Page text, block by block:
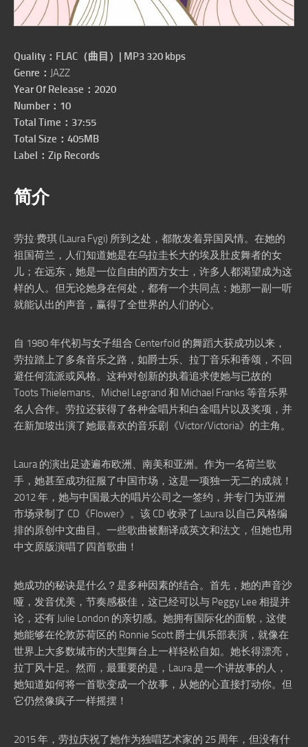
Quality： FLAC（曲目）| MP3 320 kbps
Genre： JAZZ
Year Of Release：2020
Number：10
Total Time：37:55
Total Size：405MB
Label：Zip Records
简介
劳拉·费琪 (Laura Fygi) 所到之处，都散发着异国风情。在她的
祖国荷兰，人们知道她是在乌拉圭长大的埃及肚皮舞者的女
儿；在远东，她是一位自由的西方女士，许多人都渴望成为这
样的人。但无论她身在何处，都有一个共同点：她那一副一听
就能认出的声音，赢得了全世界的人们的心。
自 1980 年代初与女子组合 Centerfold 的舞蹈大获成功以来，
劳拉踏上了多条音乐之路，如爵士乐、拉丁音乐和香颂，不回
避任何流派或风格。这种对创新的执着追求使她与已故的
Toots Thielemans、Michel Legrand 和 Michael Franks 等音乐界
名人合作。劳拉还获得了各种金唱片和白金唱片以及奖项，并
在新加坡出演了她最喜欢的音乐剧《Victor/Victoria》的主角。
Laura 的演出足迹遍布欧洲、南​​美和亚洲。作为一名荷兰歌
手，她甚至成功征服了中国市场，这是一项独一无二的成就！
2012 年，她与中国最大的唱片公司之一签约，并专门为亚洲
市场录制了 CD《Flower》。该 CD 收录了 Laura 以自己风格编
排的原创中文曲目。一些歌曲被翻译成英文和法文，但她也用
中文原版演唱了四首歌曲！
她成功的秘诀是什么？是多种因素的结合。首先，她的声音沙
哑，发音优美，节奏感极佳，这已经可以与 Peggy Lee 相提并
论，还有 Julie London 的亲切感。她拥有国际化的面貌，这使
她能够在伦敦苏荷区的 Ronnie Scott 爵士俱乐部表演，就像在
世界上大多数城市的大型舞台上一样轻松自如。她长得漂亮，
拉丁风十足。然而，最重要的是，Laura 是一个讲故事的人，
她知道如何将一首歌变成一个故事，从她的心直接打动你。但
它仍然像疯子一样摇摆！
2015 年，劳拉庆祝了她作为独唱艺术家的 25 周年，但没有什